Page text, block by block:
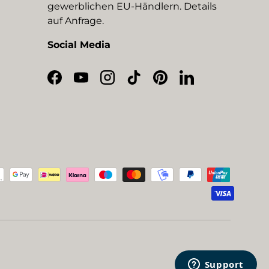
gewerblichen EU-Händlern. Details
auf Anfrage.
Social Media
Facebook
YouTubeInstagram
TikTokPinterestLinkedIn